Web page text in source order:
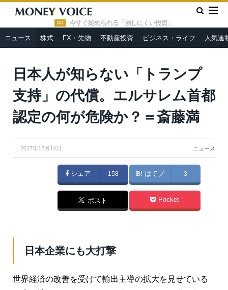
PR 今すぐ始められる「損しにくい投資」
ニュース 株式 FX・先物 不動産投資 ビジネス・ライフ 人気連
HOME » ニュース »
日本人が知らない「トランプ支持」の代
償。エルサレム首都認定の何が危険か？＝斎藤満
日本人が知らない「トランプ
支持」の代償。エルサレム首都
認定の何が危険か？＝斎藤満
2017年12月14日 ニュース
シェア 158 はてブ 3
ポスト Pocket
日本企業にも大打撃
世界経済の改善を受けて輸出主導の拡大を見せている